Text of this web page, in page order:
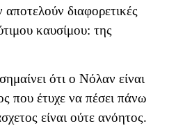
διαφορετικές
καυσίμου: της
ότι ο Νόλαν είναι
που έτυχε να πέσει πάνω
είναι ούτε ανόητος.